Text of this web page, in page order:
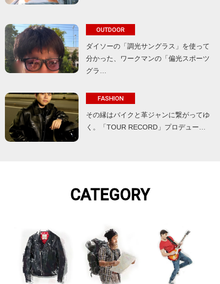
OUTDOOR
ダイソーの「調光サングラス」を使って
分かった、ワークマンの「偏光スポーツ
グラ…
FASHION
その縁はバイクと革ジャンに繋がってゆ
く。「TOUR RECORD」プロデュー…
CATEGORY